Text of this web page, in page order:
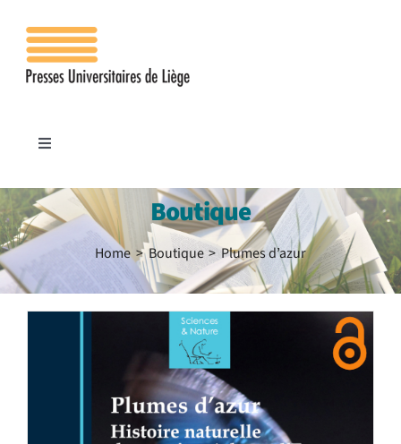
contenu
Toggle
Accueil
Les presses
Publications
Boutique
Home Boutique Plumes d’azur